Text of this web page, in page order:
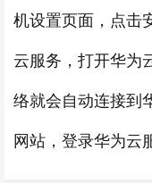
机设置页面，点击
云服务，打开华为
络就会自动连接到
网站，登录华为云